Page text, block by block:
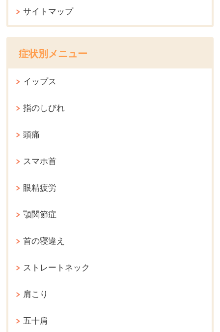
サイトマップ
症状別メニュー
イップス
指のしびれ
頭痛
スマホ首
眼精疲労
顎関節症
首の寝違え
ストレートネック
肩こり
五十肩